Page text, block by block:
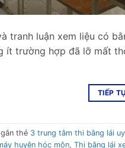
tranh luận xem liệu có
ít trường hợp đã lỡ mất
TIẾP
thẻ 3 trung tâm thi bằng lái
huyện hóc môn, Thi bằng lái